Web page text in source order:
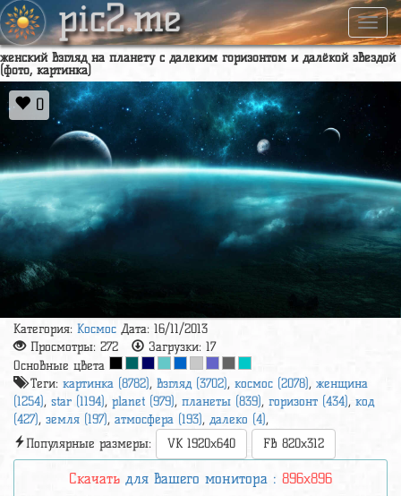
pic2.me
женский взгляд на планету с далеким горизонтом и далёкой звездой
(фото, картинка)
0
Категория: Космос Дата: 16/11/2013
Просмотры: 272 Загрузки: 17
Основные цвета
Теги: картинка (8782), взгляд (3702), космос (2078), женщина
(1254), star (1194), planet (979), планеты (839), горизонт (434), код
(427), земля (197), атмосфера (193), далеко (4),
Популярные размеры:
VK 1920x640 FB 820x312
Скачать для вашего монитора : 896x896